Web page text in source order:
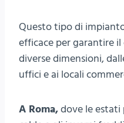
Questo tipo di
efficace per garantire
diverse dimensioni,
uffici e ai locali
A Roma,dove le estati